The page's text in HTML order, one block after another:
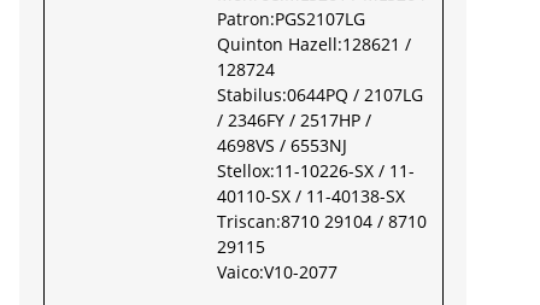
Patron:PGS2107LG
Quinton Hazell:128621 /
128724
Stabilus:0644PQ / 2107LG
/ 2346FY / 2517HP /
4698VS / 6553NJ
Stellox:11-10226-SX / 11-
40110-SX / 11-40138-SX
Triscan:8710 29104 / 8710
29115
Vaico:V10-2077